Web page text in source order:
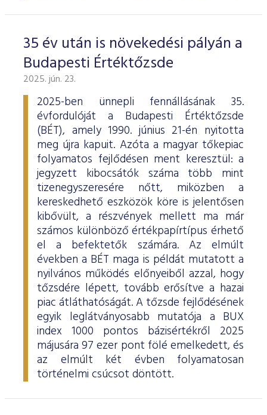
35 év után is növekedési pályán a
Budapesti Értéktőzsde
2025. jún. 23.
2025-ben ünnepli fennállásának 35.
évfordulóját a Budapesti Értéktőzsde
(BÉT), amely 1990. június 21-én nyitotta
meg újra kapuit. Azóta a magyar tőkepiac
folyamatos fejlődésen ment keresztül: a
jegyzett kibocsátók száma több mint
tizenegyszeresére nőtt, miközben a
kereskedhető eszközök köre is jelentősen
kibővült, a részvények mellett ma már
számos különböző értékpapírtípus érhető
el a befektetők számára. Az elmúlt
években a BÉT maga is példát mutatott a
nyilvános működés előnyeiből azzal, hogy
tőzsdére lépett, tovább erősítve a hazai
piac átláthatóságát. A tőzsde fejlődésének
egyik leglátványosabb mutatója a BUX
index 1000 pontos bázisértékről 2025
májusára 97 ezer pont fölé emelkedett, és
az elmúlt két évben folyamatosan
történelmi csúcsot döntött.